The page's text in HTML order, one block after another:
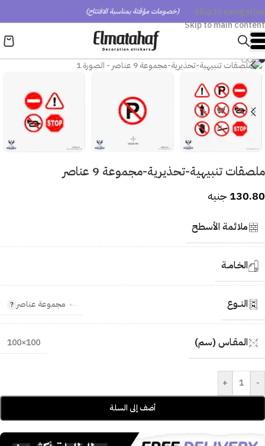
Skip to navigation
Skip to main content
(خصومات مؤقتة بمناسبة الافتتاح)
ملصقات تنبيهية-تحذيرية-مجموعة 9 عناصر
130.80جنيه
ملائمة الأسطح
الخـامــة
النــوع مجموعة عناصر
المقـاس (سم) 100×100
-
+
أضف إلى السلة